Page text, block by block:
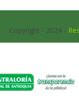
Copyright - 2024 -